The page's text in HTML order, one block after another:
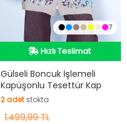
7
Hızlı Teslimat
Hızlı Teslimat
Gülseli Boncuk İşlemeli
Kapüşonlu Tesettür Kap
2adetstokta
2adetstokta
1.499,99 TL